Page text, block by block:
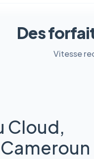
Des
Vitesse
Cloud,